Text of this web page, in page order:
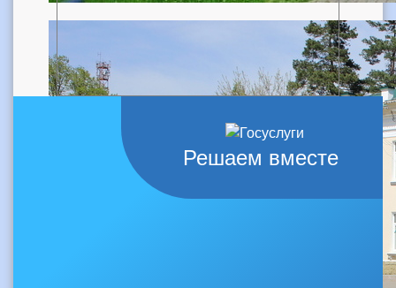
Решаем вместе